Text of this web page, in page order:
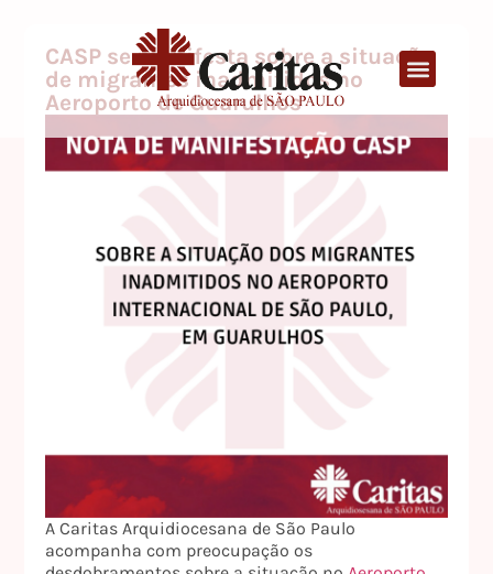
CASP se manifesta sobre a situação
de migrantes inadmitidos no
Aeroporto de Guarulhos
A Caritas Arquidiocesana de São Paulo
acompanha com preocupação os